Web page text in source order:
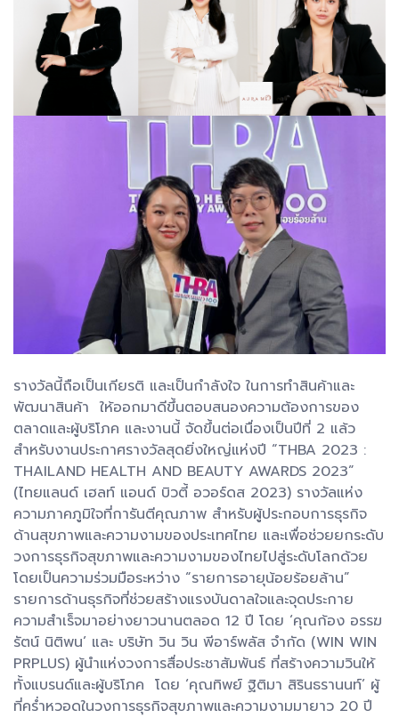
รางวัลนี้ถือเป็นเกียรติ และเป็นกำลังใจ ในการทำสินค้าและ
พัฒนาสินค้า ให้ออกมาดีขึ้นตอบสนองความต้องการของ
ตลาดและผู้บริโภค และงานนี้ จัดขึ้นต่อเนื่องเป็นปีที่ 2 แล้ว
สำหรับงานประกาศรางวัลสุดยิ่งใหญ่แห่งปี “THBA 2023 :
THAILAND HEALTH AND BEAUTY AWARDS 2023”
(ไทยแลนด์ เฮลท์ แอนด์ บิวตี้ อวอร์ดส 2023) รางวัลแห่ง
ความภาคภูมิใจที่การันตีคุณภาพ สำหรับผู้ประกอบการธุรกิจ
ด้านสุขภาพและความงามของประเทศไทย และเพื่อช่วยยกระดับ
วงการธุรกิจสุขภาพและความงามของไทยไปสู่ระดับโลกด้วย
โดยเป็นความร่วมมือระหว่าง “รายการอายุน้อยร้อยล้าน”
รายการด้านธุรกิจที่ช่วยสร้างแรงบันดาลใจและจุดประกาย
ความสำเร็จมาอย่างยาวนานตลอด 12 ปี โดย ‘คุณก้อง อรรฆ
รัตน์ นิติพน’ และ บริษัท วิน วิน พีอาร์พลัส จำกัด (WIN WIN
PRPLUS) ผู้นำแห่งวงการสื่อประชาสัมพันธ์ ที่สร้างความวินให้
ทั้งแบรนด์และผู้บริโภค โดย ‘คุณทิพย์ ฐิติมา สิรินธรานนท์’ ผู้
ที่คร่ำหวอดในวงการธุรกิจสุขภาพและความงามมายาว 20 ปี